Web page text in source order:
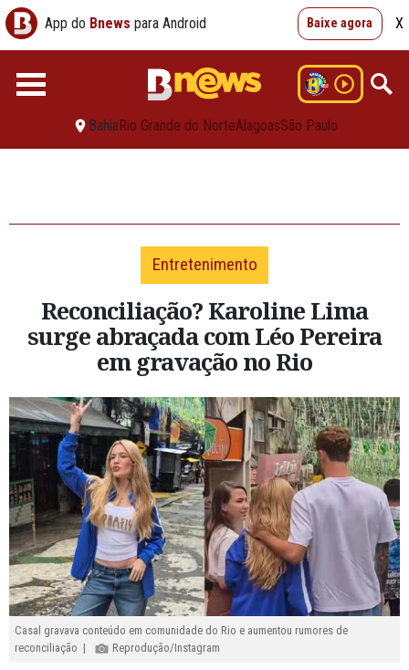
App do Bnews para Android Baixe agora X
BahiaRio Grande do NorteAlagoasSão Paulo
Entretenimento
Reconciliação? Karoline Lima
surge abraçada com Léo Pereira
em gravação no Rio
Casal gravava conteúdo em comunidade do Rio e aumentou rumores de
reconciliação |
Reprodução/Instagram